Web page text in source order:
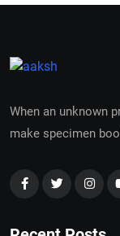
When an unknown
make specimen